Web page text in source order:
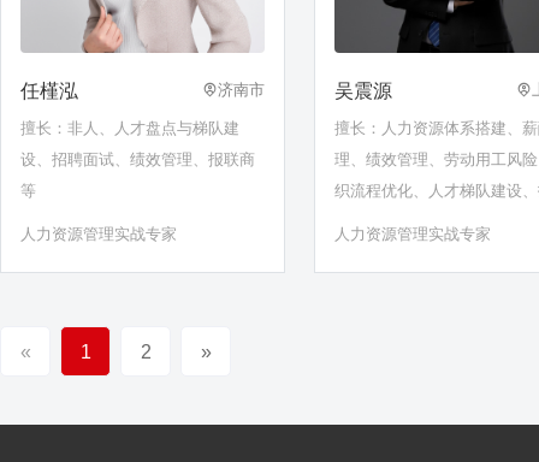
任槿泓 济南市
擅长：非人、人才盘点与梯队建
设、招聘面试、绩效管理、报联商
等
人力资源管理实战专家
吴震源
擅长：人力资源体系搭建、
理、绩效管理、劳动用工风
织流程优化、人才梯队建设
面试、任职资格体系建设、
人力资源管理实战专家
« 1 2 »